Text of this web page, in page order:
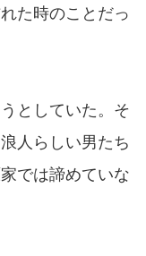
た時のことだっ
としていた。そ
人らしい男たち
では諦めていな